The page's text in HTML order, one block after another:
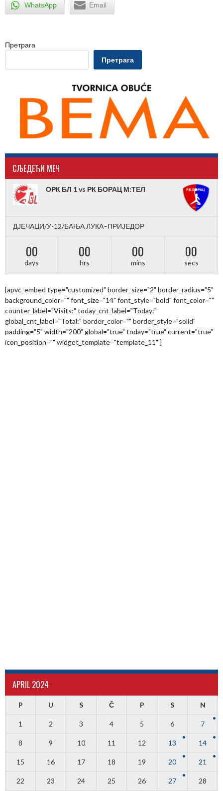
WhatsApp Email
Претрага
Претрага
CЉЕДЕЋИ МЕЧ
ОРК БЛ 1 vs РК БОРАЦ М:ТЕЛ
ДЈЕЧАЦИ/У-12/БАЊА ЛУКА–ПРИЈЕДОР
00
days
00
hrs
00
mins
00
secs
[apvc_embed type="customized" border_size="2" border_radius="5"
background_color="" font_size="14" font_style="bold" font_color=""
counter_label="Visits:" today_cnt_label="Today:"
global_cnt_label="Total:" border_color="" border_style="solid"
padding="5" width="200" global="true" today="true" current="true"
icon_position="" widget_template="template_11" ]
APRIL 2024
P U S Č P S N
1 2 3 4 5 6 7
8 9 10 11 12 13 14
15 16 17 18 19 20 21
22 23 24 25 26 27 28